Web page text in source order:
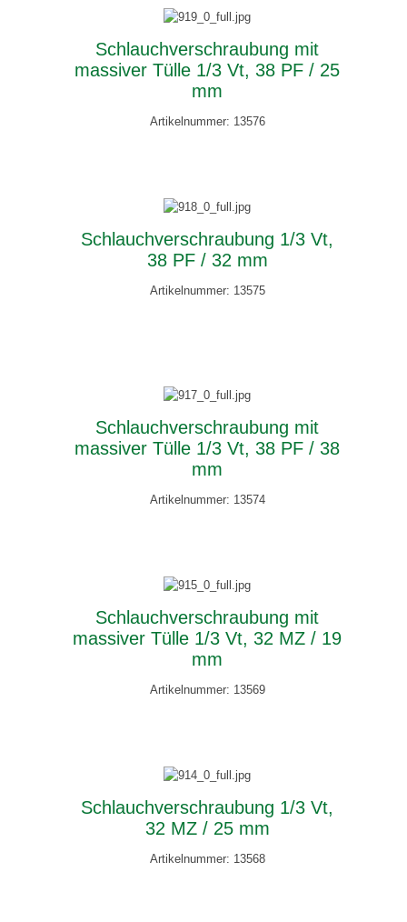
Schlauchverschraubung mit
massiver Tülle 1/3 Vt, 38 PF / 25
mm
Artikelnummer: 13576
Schlauchverschraubung 1/3 Vt,
38 PF / 32 mm
Artikelnummer: 13575
Schlauchverschraubung mit
massiver Tülle 1/3 Vt, 38 PF / 38
mm
Artikelnummer: 13574
Schlauchverschraubung mit
massiver Tülle 1/3 Vt, 32 MZ / 19
mm
Artikelnummer: 13569
Schlauchverschraubung 1/3 Vt,
32 MZ / 25 mm
Artikelnummer: 13568